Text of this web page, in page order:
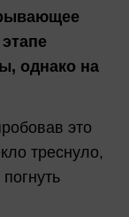
однако на
это
треснуло,